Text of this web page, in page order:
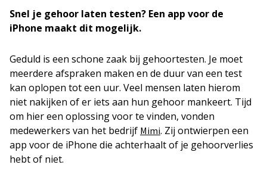
Snel je gehoor laten testen? Een app voor de
iPhone maakt dit mogelijk.
Geduld is een schone zaak bij gehoortesten. Je moet
meerdere afspraken maken en de duur van een test
kan oplopen tot een uur. Veel mensen laten hierom
niet nakijken of er iets aan hun gehoor mankeert. Tijd
om hier een oplossing voor te vinden, vonden
medewerkers van het bedrijf Mimi. Zij ontwierpen een
app voor de iPhone die achterhaalt of je gehoorverlies
hebt of niet.